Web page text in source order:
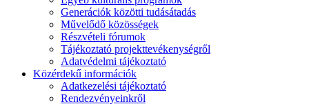
Generációk közötti tudásátadás
Művelődő közösségek
Részvételi fórumok
Tájékoztató projekttevékenységről
Adatvédelmi tájékoztató
Közérdekű információk
Adatkezelési tájékoztató
Rendezvényeinkről